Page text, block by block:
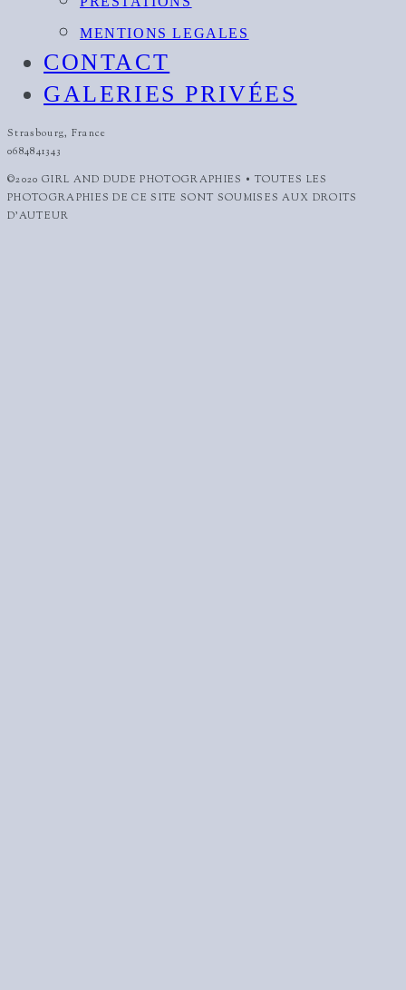
MENTIONS LEGALES
CONTACT
GALERIES PRIVÉES
Strasbourg, France
0684841343
©2020 GIRL AND DUDE PHOTOGRAPHIES • TOUTES LES
PHOTOGRAPHIES DE CE SITE SONT SOUMISES AUX DROITS
D'AUTEUR